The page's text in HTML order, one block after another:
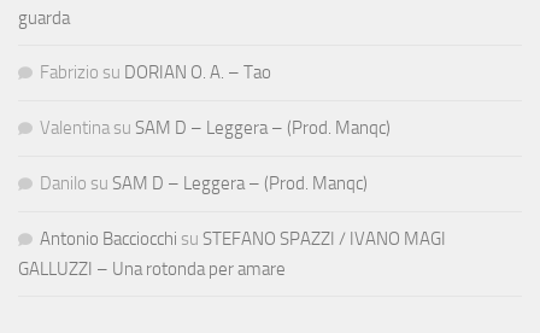
guarda
Fabrizio su DORIAN O. A. – Tao
Valentina su SAM D – Leggera – (Prod. Manqc)
Danilo su SAM D – Leggera – (Prod. Manqc)
Antonio Bacciocchi su STEFANO SPAZZI / IVANO MAGI
GALLUZZI – Una rotonda per amare